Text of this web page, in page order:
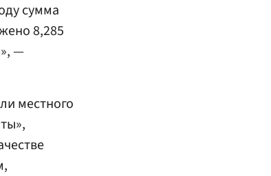
сумма
8,285
—
местного